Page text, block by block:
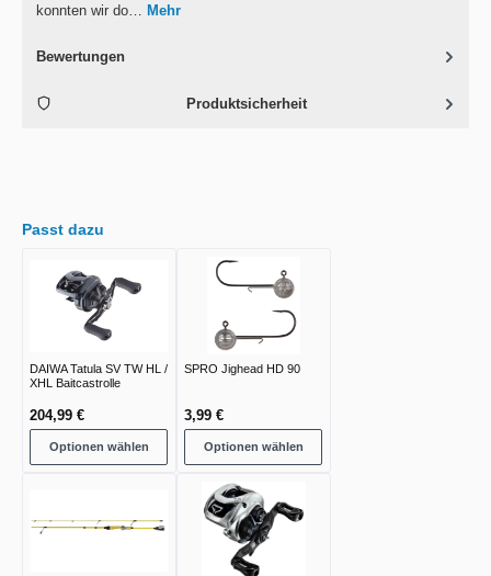
konnten wir do… Mehr
Bewertungen
Produktsicherheit
Passt dazu
DAIWA Tatula SV TW HL /
XHL Baitcastrolle
204,99 €
Optionen wählen
SPRO Jighead HD 90
3,99 €
Optionen wählen